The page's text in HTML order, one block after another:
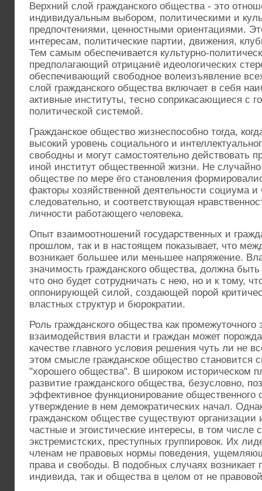
Верхний слой гражданского общества - это
индивидуальным выбором, политическими и
предпочтениями, ценностными ориентациями.
интересам, политические партии, движения,
Тем самым обеспечивается культурно-
предполагающий отрицаниё идеологических
обеспечивающий свободное волеизъявление
слой гражданского общества включает в себя
активные институты, тесно соприкасающиеся с
политической системой.
Гражданское общество жизнеспособно тогда,
высокий уровень социального и
свободны и могут самостоятельно действовать
иной институт общественной жизни. Не
обществе по мере ёго становления
факторы хозяйственной деятельности социума и
следовательно, и соответствующая
личности работающего человека.
Опыт взаимоотношений государственных и
прошлом, так и в настоящем показывает, что
возникает большее или меньшее напряжение.
значимость гражданского общества, должна быть
что оно будет сотрудничать с нею, но и к тому,
оппонирующей силой, создающей порой
властных структур и бюрократии.
Роль гражданского общества как промежуточного
взаимодействия власти и граждан может
качестве главного условия решения чуть ли не
этом смысле гражданское общество становится
"хорошего общества". В широком историческом
развитие гражданского общества, безусловно,
эффективное функционирование общественного
утверждение в нем демократических начал.
гражданском обществе существуют
частные и эгоистические интересы, в том числе
экстремистских, преступных группировок. Их
членам не правовых нормы поведения,
права и свободы. В подобных случаях возникает
индивида, так и общества в целом от не